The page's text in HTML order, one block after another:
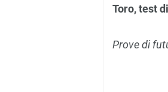
Toro, test
Prove di